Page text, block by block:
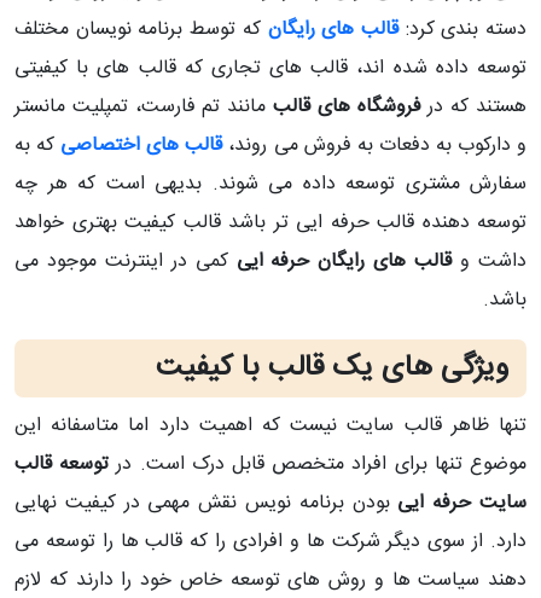
دسته بندی کرد:قالب های رایگان که توسط برنامه نویسان مختلف
توسعه داده شده اند، قالب های تجاری که قالب های با کیفیتی
هستند که درفروشگاه های قالب مانند تم فارست، تمپلیت مانستر
و دارکوب به دفعات به فروش می روند،قالب های اختصاصی که به
سفارش مشتری توسعه داده می شوند. بدیهی است که هر چه
توسعه دهنده قالب حرفه ایی تر باشد قالب کیفیت بهتری خواهد
داشت وقالب های رایگان حرفه ایی کمی در اینترنت موجود می
باشد.
ویژگی های یک قالب با کیفیت
تنها ظاهر قالب سایت نیست که اهمیت دارد اما متاسفانه این
موضوع تنها برای افراد متخصص قابل درک است. درتوسعه قالب
سایت حرفه ایی بودن برنامه نویس نقش مهمی در کیفیت نهایی
دارد. از سوی دیگر شرکت ها و افرادی را که قالب ها را توسعه می
دهند سیاست ها و روش های توسعه خاص خود را دارند که لازم